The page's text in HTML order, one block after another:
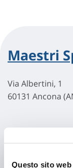
Questo sito
Maestri
Via Albertini, 1
60131 Ancona